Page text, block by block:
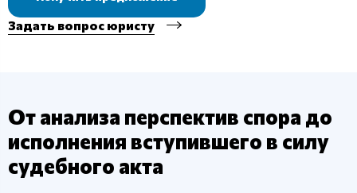
Задать вопрос юристу
От анализа перспектив спора до
исполнения вступившего в силу
судебного акта